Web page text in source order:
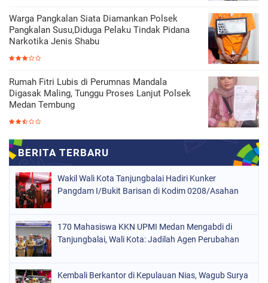
Warga Pangkalan Siata Diamankan Polsek
Pangkalan Susu,Diduga Pelaku Tindak Pidana
Narkotika Jenis Shabu
Rumah Fitri Lubis di Perumnas Mandala
Digasak Maling, Tunggu Proses Lanjut Polsek
Medan Tembung
Wakil Wali Kota Tanjungbalai Hadiri Kunker
Pangdam I/Bukit Barisan di Kodim 0208/Asahan
170 Mahasiswa KKN UPMI Medan Mengabdi di
Tanjungbalai, Wali Kota: Jadilah Agen Perubahan
Kembali Berkantor di Kepulauan Nias, Wagub Surya